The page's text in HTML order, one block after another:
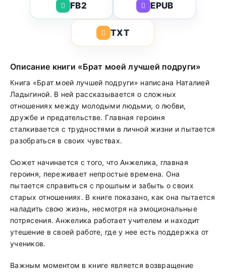
FB2 EPUB
TXT
Описание книги «Брат моей лучшей подруги»
Книга «Брат моей лучшей подруги» написана Наталией
Ладыгиной. В ней рассказывается о сложных
отношениях между молодыми людьми, о любви,
дружбе и предательстве. Главная героиня
сталкивается с трудностями в личной жизни и пытается
разобраться в своих чувствах.
Сюжет начинается с того, что Анжелика, главная
героиня, переживает непростые времена. Она
пытается справиться с прошлым и забыть о своих
старых отношениях. В книге показано, как она пытается
наладить свою жизнь, несмотря на эмоциональные
потрясения. Анжелика работает учителем и находит
утешение в своей работе, где у нее есть поддержка от
учеников.
Важным моментом в книге является возвращение